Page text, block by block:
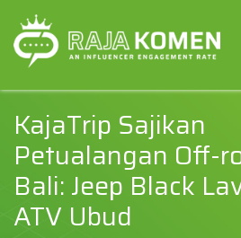
KajaTrip Sajikan
Petualangan Off-
Bali: Jeep Black
ATV Ubud